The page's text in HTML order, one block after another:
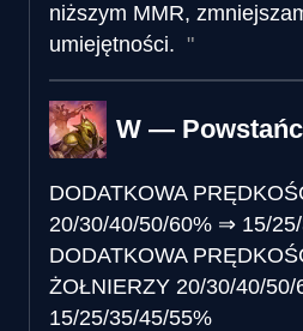
niższym MMR,
umiejętności.
W —
DODATKOWA
20/30/40/50/60% ⇒ 15/
DODATKOWA
ŻOŁNIERZY 20/30/40/50/
15/25/35/45/55%